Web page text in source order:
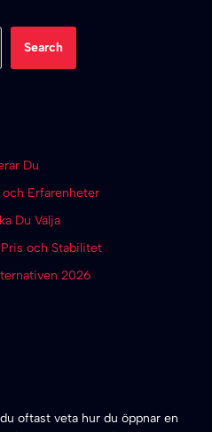
Search
Du
Erfarenheter
Du Välja
Pris och Stabilitet
2026
oftast veta hur du öppnar en